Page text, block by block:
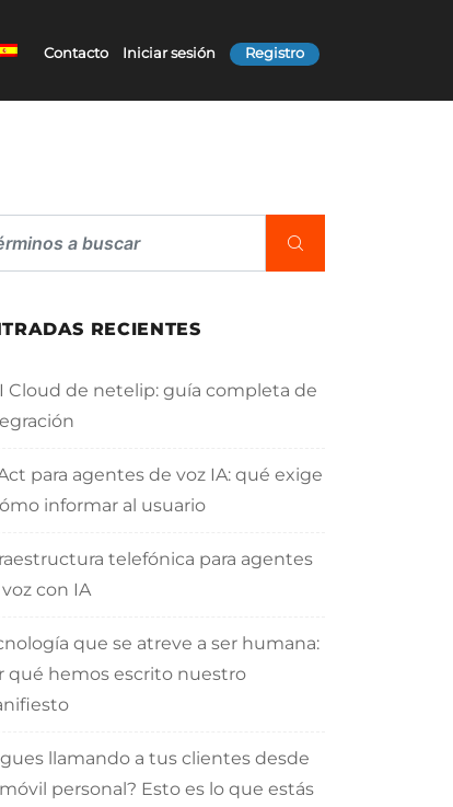
Contacto Iniciar sesión Registro
RECIENTES
Cloud de netelip: guía completa de
para agentes de voz IA: qué exige
informar al usuario
telefónica para agentes
con IA
que se atreve a ser humana:
qué hemos escrito nuestro
llamando a tus clientes desde
personal? Esto es lo que estás